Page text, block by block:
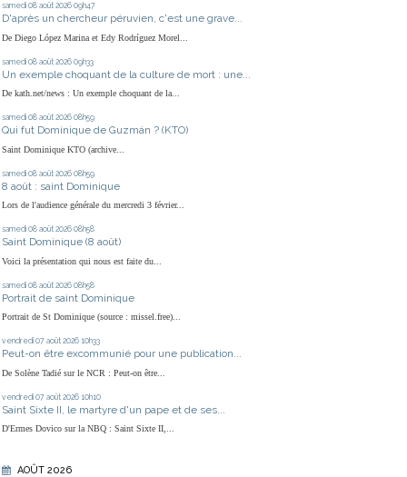
samedi 08 août 2026 09h47
D'après un chercheur péruvien, c'est une grave...
De Diego López Marina et Edy Rodríguez Morel...
samedi 08 août 2026 09h33
Un exemple choquant de la culture de mort : une...
De kath.net/news : Un exemple choquant de la...
samedi 08 août 2026 08h59
Qui fut Dominique de Guzmán ? (KTO)
Saint Dominique KTO (archive...
samedi 08 août 2026 08h59
8 août : saint Dominique
Lors de l'audience générale du mercredi 3 février...
samedi 08 août 2026 08h58
Saint Dominique (8 août)
Voici la présentation qui nous est faite du...
samedi 08 août 2026 08h58
Portrait de saint Dominique
Portrait de St Dominique (source : missel.free)...
vendredi 07 août 2026 10h33
Peut-on être excommunié pour une publication...
De Solène Tadié sur le NCR : Peut-on être...
vendredi 07 août 2026 10h10
Saint Sixte II, le martyre d'un pape et de ses...
D'Ermes Dovico sur la NBQ : Saint Sixte II,...
AOÛT 2026